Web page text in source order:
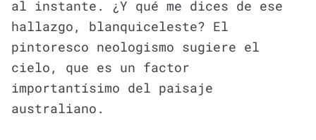
al instante. ¿Y qué me dices de ese
hallazgo, blanquiceleste? El
pintoresco neologismo sugiere el
cielo, que es un factor
importantísimo del paisaje
australiano.